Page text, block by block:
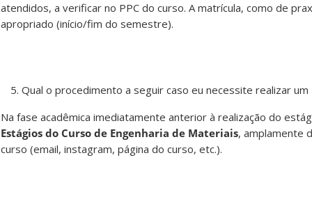
atendidos, a verificar no PPC do curso. A matrícula, como de
apropriado (início/fim do semestre).
Qual o procedimento a seguir caso eu necessite realizar
Na fase acadêmica imediatamente anterior à realização do
Estágios do Curso de Engenharia de Materiais, amplamente
curso (email, instagram, página do curso, etc.).